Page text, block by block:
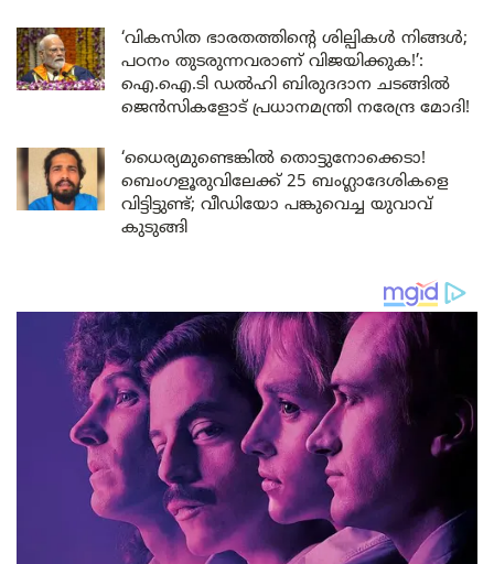
‘വികസിത ഭാരതത്തിന്റെ ശില്പികൾ നിങ്ങൾ;
പഠനം തുടരുന്നവരാണ് വിജയിക്കുക!’:
ഐ.ഐ.ടി ഡൽഹി ബിരുദദാന ചടങ്ങിൽ
ജെൻസികളോട് പ്രധാനമന്ത്രി നരേന്ദ്ര മോദി!
‘ധൈര്യമുണ്ടെങ്കിൽ തൊട്ടുനോക്കെടാ!
ബെംഗളൂരുവിലേക്ക് 25 ബംഗ്ലാദേശികളെ
വിട്ടിട്ടുണ്ട്; വീഡിയോ പങ്കുവെച്ച യുവാവ്
കുടുങ്ങി